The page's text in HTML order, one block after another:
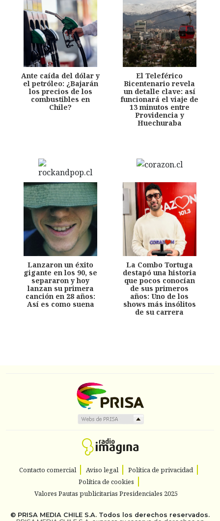
Ante caída del dólar y
el petróleo: ¿Bajarán
los precios de los
combustibles en
Chile?
El Teleférico
Bicentenario revela
un detalle clave: así
funcionará el viaje de
13 minutos entre
Providencia y
Huechuraba
Lanzaron un éxito
gigante en los 90, se
separaron y hoy
lanzan su primera
canción en 28 años:
Así es como suena
La Combo Tortuga
destapó una historia
que pocos conocían
de sus primeros
años: Uno de los
shows más insólitos
de su carrera
Contacto comercial Aviso legal
Política de privacidad
Política de cookies
Valores Pautas publicitarias Presidenciales 2025
© PRISA MEDIA CHILE S.A. Todos los derechos reservados.